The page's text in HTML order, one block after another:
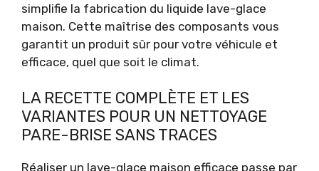
simplifie la fabrication du liquide lave-glace
maison. Cette maîtrise des composants vous
garantit un produit sûr pour votre véhicule et
efficace, quel que soit le climat.
LA RECETTE COMPLÈTE ET LES
VARIANTES POUR UN NETTOYAGE
PARE-BRISE SANS TRACES
Réaliser un lave-glace maison efficace passe par